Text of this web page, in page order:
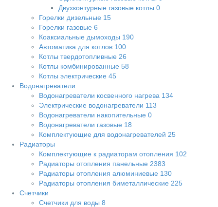
Двухконтурные газовые котлы 0
Горелки дизельные 15
Горелки газовые 6
Коаксиальные дымоходы 190
Автоматика для котлов 100
Котлы твердотопливные 26
Котлы комбинированные 58
Котлы электрические 45
Водонагреватели
Водонагреватели косвенного нагрева 134
Электрические водонагреватели 113
Водонагреватели накопительные 0
Водонагреватели газовые 18
Комплектующие для водонагревателей 25
Радиаторы
Комплектующие к радиаторам отопления 102
Радиаторы отопления панельные 2383
Радиаторы отопления алюминиевые 130
Радиаторы отопления биметаллические 225
Cчетчики
Счетчики для воды 8